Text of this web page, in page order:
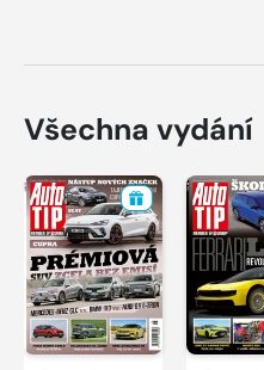
Všechna vydání